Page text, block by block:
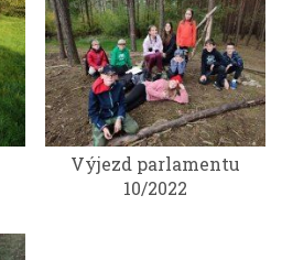
Výjezd parlamentu
10/2022